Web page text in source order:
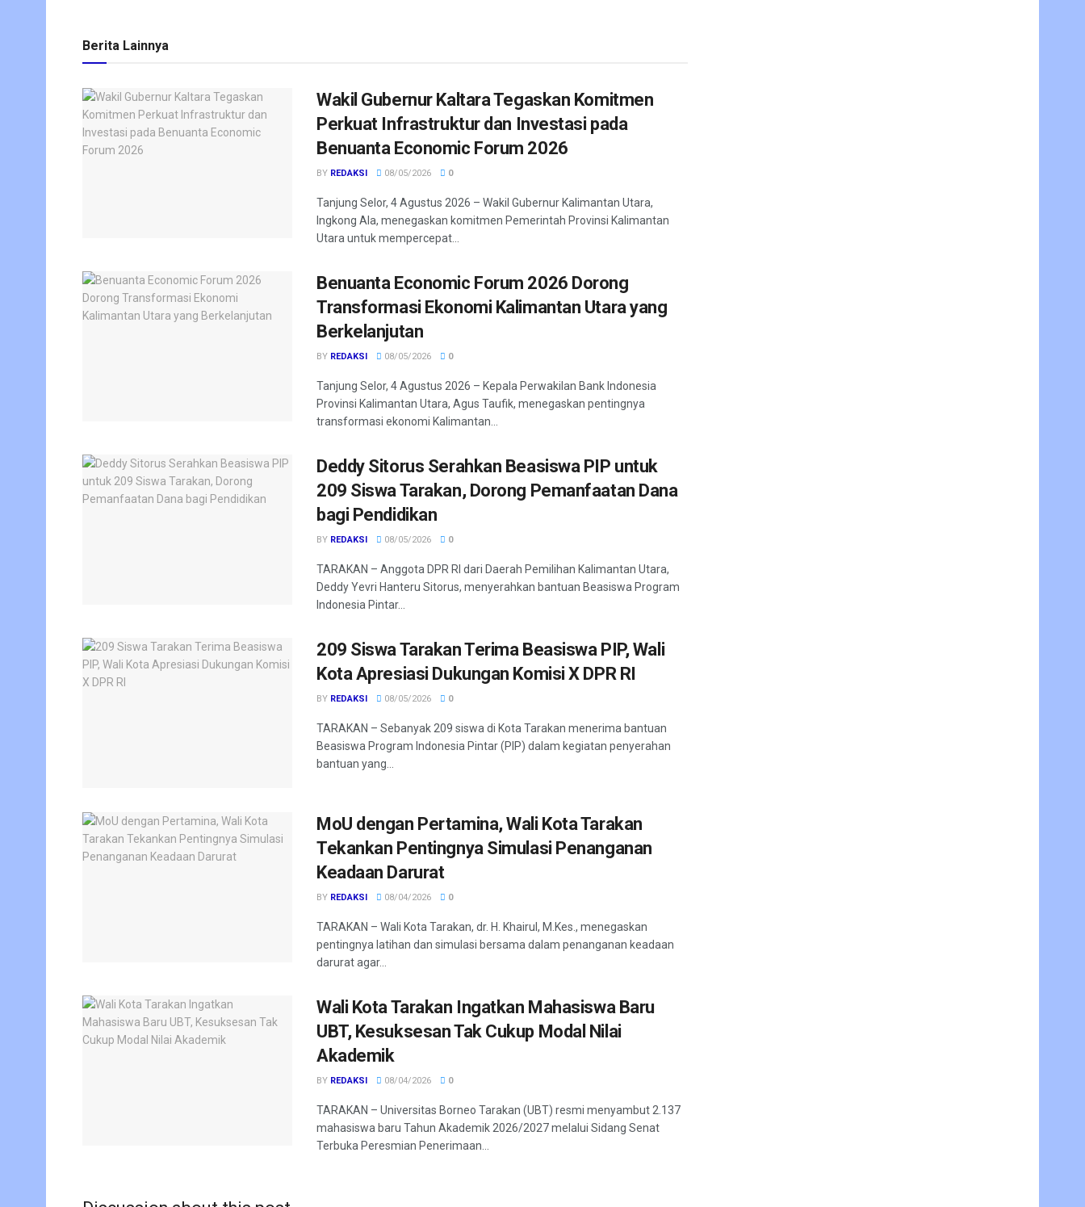
Berita Lainnya
Wakil Gubernur Kaltara Tegaskan Komitmen
Perkuat Infrastruktur dan Investasi pada
Benuanta Economic Forum 2026
BY REDAKSI 08/05/2026 0
Tanjung Selor, 4 Agustus 2026 – Wakil Gubernur Kalimantan Utara,
Ingkong Ala, menegaskan komitmen Pemerintah Provinsi Kalimantan
Utara untuk mempercepat...
Benuanta Economic Forum 2026 Dorong
Transformasi Ekonomi Kalimantan Utara yang
Berkelanjutan
BY REDAKSI 08/05/2026 0
Tanjung Selor, 4 Agustus 2026 – Kepala Perwakilan Bank Indonesia
Provinsi Kalimantan Utara, Agus Taufik, menegaskan pentingnya
transformasi ekonomi Kalimantan...
Deddy Sitorus Serahkan Beasiswa PIP untuk
209 Siswa Tarakan, Dorong Pemanfaatan Dana
bagi Pendidikan
BY REDAKSI 08/05/2026 0
TARAKAN – Anggota DPR RI dari Daerah Pemilihan Kalimantan Utara,
Deddy Yevri Hanteru Sitorus, menyerahkan bantuan Beasiswa Program
Indonesia Pintar...
209 Siswa Tarakan Terima Beasiswa PIP, Wali
Kota Apresiasi Dukungan Komisi X DPR RI
BY REDAKSI 08/05/2026 0
TARAKAN – Sebanyak 209 siswa di Kota Tarakan menerima bantuan
Beasiswa Program Indonesia Pintar (PIP) dalam kegiatan penyerahan
bantuan yang...
MoU dengan Pertamina, Wali Kota Tarakan
Tekankan Pentingnya Simulasi Penanganan
Keadaan Darurat
BY REDAKSI 08/04/2026 0
TARAKAN – Wali Kota Tarakan, dr. H. Khairul, M.Kes., menegaskan
pentingnya latihan dan simulasi bersama dalam penanganan keadaan
darurat agar...
Wali Kota Tarakan Ingatkan Mahasiswa Baru
UBT, Kesuksesan Tak Cukup Modal Nilai
Akademik
BY REDAKSI 08/04/2026 0
TARAKAN – Universitas Borneo Tarakan (UBT) resmi menyambut 2.137
mahasiswa baru Tahun Akademik 2026/2027 melalui Sidang Senat
Terbuka Peresmian Penerimaan...